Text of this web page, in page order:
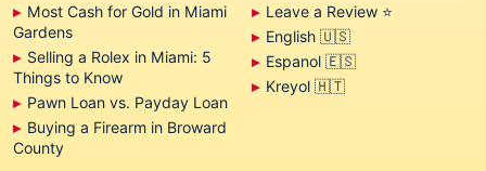
Most Cash for Gold in Miami
Gardens
Selling a Rolex in Miami: 5
Things to Know
Pawn Loan vs. Payday Loan
Buying a Firearm in Broward
County
Leave a Review ⭐
English 🇺🇸
Espanol 🇪🇸
Kreyol 🇭🇹